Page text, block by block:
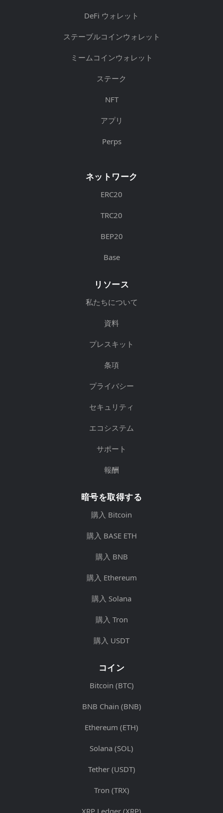
DeFi ウォレット
ステーブルコインウォレット
ミームコインウォレット
ステーク
NFT
アプリ
Perps
ネットワーク
ERC20
TRC20
BEP20
Base
リソース
私たちについて
資料
プレスキット
条項
プライバシー
セキュリティ
エコシステム
サポート
報酬
暗号を取得する
購入 Bitcoin
購入 BASE ETH
購入 BNB
購入 Ethereum
購入 Solana
購入 Tron
購入 USDT
コイン
Bitcoin (BTC)
BNB Chain (BNB)
Ethereum (ETH)
Solana (SOL)
Tether (USDT)
Tron (TRX)
XRP Ledger (XRP)